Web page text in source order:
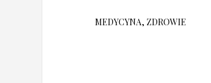
MEDYCYNA, ZDROWIE